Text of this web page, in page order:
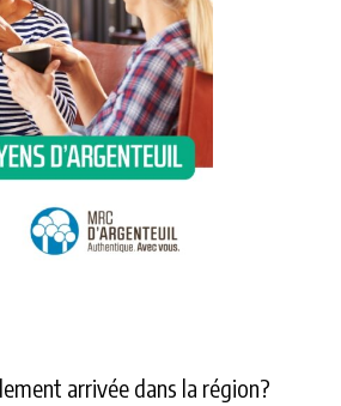
arrivée dans la région?